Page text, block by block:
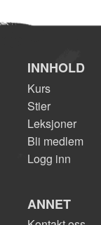
INNHOLD
Kurs
Stier
Leksjoner
Bli medlem
Logg inn
ANNET